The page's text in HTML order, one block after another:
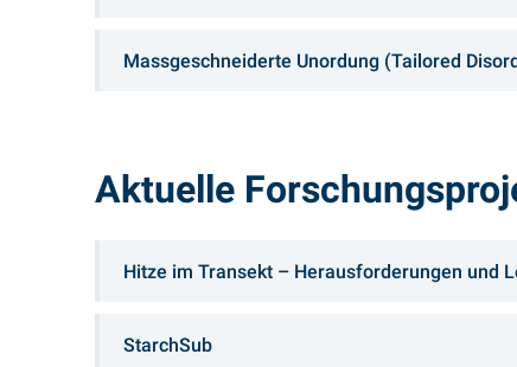
Massgeschneiderte Unordung (Tailored
Aktuelle
Hitze im Transekt – Herausforderungen und
StarchSub